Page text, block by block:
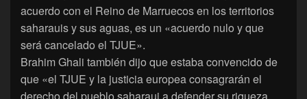
acuerdo con el Reino de Marruecos en los territorios
saharauis y sus aguas, es un «acuerdo nulo y que
será cancelado el TJUE».
Brahim Ghali también dijo que estaba convencido de
que «el TJUE y la justicia europea consagrarán el